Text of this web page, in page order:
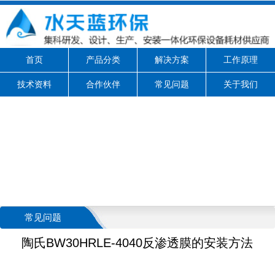
首页 产品分类 解决方案 工作原理
技术资料 合作伙伴 常见问题 关于我们
常见问题
陶氏BW30HRLE-4040反渗透膜的安装方法